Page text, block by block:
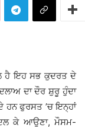
ਹੈ ਇਹ ਸਭ ਕੁਦਰਤ ਦੇ
ਦਾ ਦੌਰ ਸ਼ੁਰੂ ਹੁੰਦਾ
ਹਨ ਫੁਰਸਤ ’ਚ ਇਨ੍ਹਾਂ
ਕੇ ਆਉਣਾ, ਮੌਸਮ-